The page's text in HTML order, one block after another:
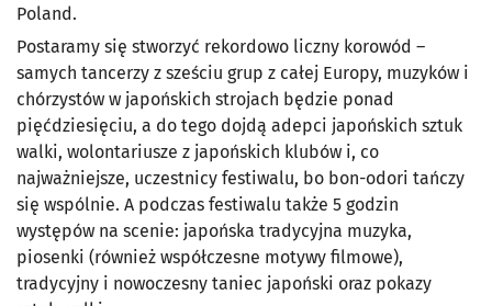
Poland.
Postaramy się stworzyć rekordowo liczny korowód –
samych tancerzy z sześciu grup z całej Europy, muzyków i
chórzystów w japońskich strojach będzie ponad
pięćdziesięciu, a do tego dojdą adepci japońskich sztuk
walki, wolontariusze z japońskich klubów i, co
najważniejsze, uczestnicy festiwalu, bo bon-odori tańczy
się wspólnie. A podczas festiwalu także 5 godzin
występów na scenie: japońska tradycyjna muzyka,
piosenki (również współczesne motywy filmowe),
tradycyjny i nowoczesny taniec japoński oraz pokazy